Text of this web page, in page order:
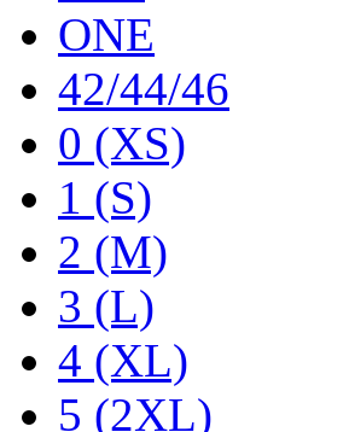
ONE
42/44/46
0 (XS)
1 (S)
2 (M)
3 (L)
4 (XL)
5 (2XL)